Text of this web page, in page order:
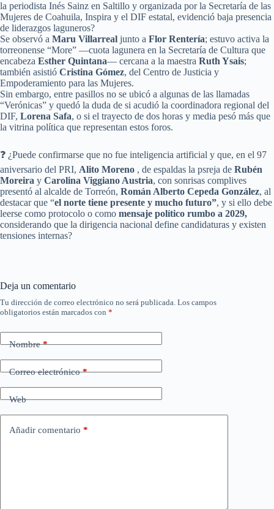
la periodista Inés Sainz en Saltillo y organizada por la Secretaría de las
Mujeres de Coahuila, Inspira y el DIF estatal, evidenció baja presencia
de liderazgos laguneros?
Se observó a Maru Villarreal junto a Flor Rentería; estuvo activa la
torreonense “More” —cuota lagunera en la Secretaría de Cultura que
encabeza Esther Quintana— cercana a la maestra Ruth Ysais;
también asistió Cristina Gómez, del Centro de Justicia y
Empoderamiento para las Mujeres.
Sin embargo, entre pasillos no se ubicó a algunas de las llamadas
“Verónicas” y quedó la duda de si acudió la coordinadora regional del
DIF, Lorena Safa, o si el trayecto de dos horas y media pesó más que
la vitrina política que representan estos foros.
❓ ¿Puede confirmarse que no fue inteligencia artificial y que, en el 97
aniversario del PRI, Alito Moreno , de espaldas la psreja de Rubén
Moreira y Carolina Viggiano Austria, con sonrisas complives
presentó al alcalde de Torreón, Román Alberto Cepeda González, al
destacar que “el norte tiene presente y mucho futuro”, y si ello debe
leerse como protocolo o como mensaje político rumbo a 2029,
considerando que la dirigencia nacional define candidaturas y existen
tensiones internas?
Deja un comentario
Tu dirección de correo electrónico no será publicada. Los campos
obligatorios están marcados con *
Nombre*
Correo electrónico*
Web
Añadir comentario *